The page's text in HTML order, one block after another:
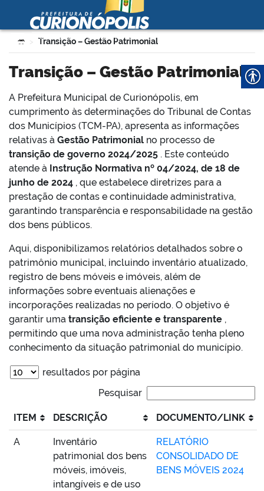
Ir para o conteúdo
Prefeitura Municipal de
Curionópolis
portal
portal
Você está aqui:
> Transição – Gestão Patrimonial
Transição – Gestão Patrimonial
A Prefeitura Municipal de Curionópolis, em
cumprimento às determinações do Tribunal de Contas
dos Municípios (TCM-PA), apresenta as informações
relativas à Gestão Patrimonial no processo de
transição de governo 2024/2025 . Este conteúdo
atende à Instrução Normativa nº 04/2024, de 18 de
junho de 2024 , que estabelece diretrizes para a
prestação de contas e continuidade administrativa,
garantindo transparência e responsabilidade na gestão
dos bens públicos.
Aqui, disponibilizamos relatórios detalhados sobre o
patrimônio municipal, incluindo inventário atualizado,
registro de bens móveis e imóveis, além de
informações sobre eventuais alienações e
incorporações realizadas no período. O objetivo é
garantir uma transição eficiente e transparente ,
permitindo que uma nova administração tenha pleno
conhecimento da situação patrimonial do município.
resultados por página
Pesquisar
ITEM DESCRIÇÃO DOCUMENTO/LINK
A
Inventário
patrimonial dos bens
móveis, imóveis,
intangíveis e de uso
RELATÓRIO
CONSOLIDADO DE
BENS MÓVEIS 2024